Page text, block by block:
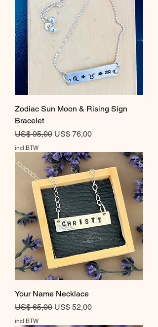
Zodiac Sun Moon & Rising Sign
Bracelet
Normale prijs
US$ 95,00 Verkoopprijs
US$ 76,00
incl.BTW
Your Name Necklace
Normale prijs
US$ 65,00 Verkoopprijs
US$ 52,00
incl.BTW